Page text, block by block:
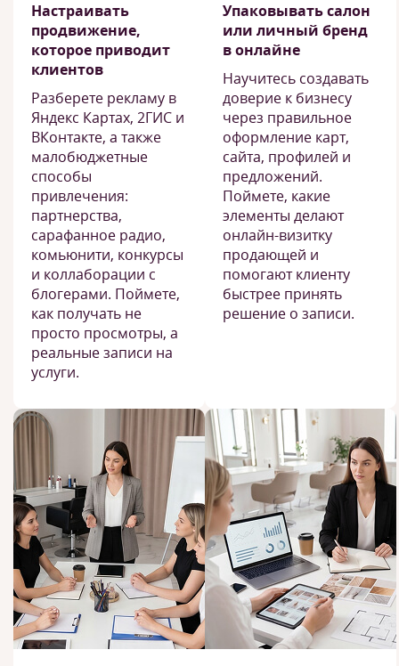
Настраивать
продвижение,
которое приводит
клиентов
Разберете рекламу в
Яндекс Картах, 2ГИС и
ВКонтакте, а также
малобюджетные
способы
привлечения:
партнерства,
сарафанное радио,
комьюнити, конкурсы
и коллаборации с
блогерами. Поймете,
как получать не
просто просмотры, а
реальные записи на
услуги.
Упаковывать салон
или личный бренд
в онлайне
Научитесь создавать
доверие к бизнесу
через правильное
оформление карт,
сайта, профилей и
предложений.
Поймете, какие
элементы делают
онлайн-визитку
продающей и
помогают клиенту
быстрее принять
решение о записи.